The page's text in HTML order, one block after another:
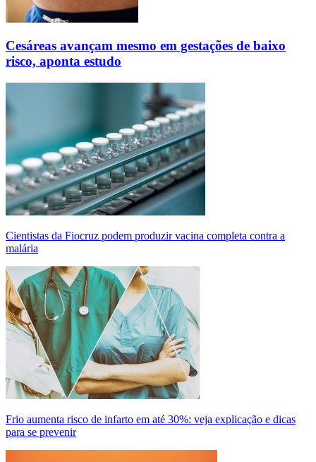
Cesáreas avançam mesmo em gestações de baixo
risco, aponta estudo
Cientistas da Fiocruz podem produzir vacina completa contra a
malária
Frio aumenta risco de infarto em até 30%: veja explicação e dicas
para se prevenir